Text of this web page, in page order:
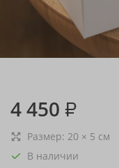
4 450 ₽
Размер: 20 × 5 см
В наличии